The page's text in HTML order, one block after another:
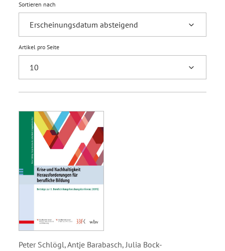
Sortieren nach
Artikel pro Seite
Peter Schlögl, Antje Barabasch, Julia Bock-